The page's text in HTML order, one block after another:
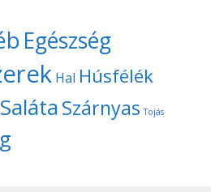
Egészség
Hal Húsfélék
SalátaSzárnyas Tojás